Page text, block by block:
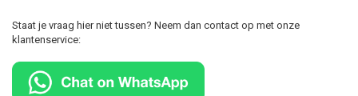
Staat je vraag hier niet tussen? Neem dan contact op met onze
klantenservice: